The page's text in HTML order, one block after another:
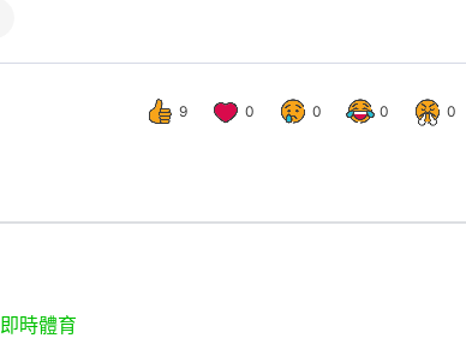
9 0 0 0 0
即時體育